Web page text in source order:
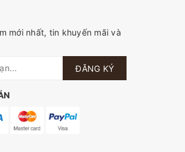
mới nhất, tin khuyến mãi và
ĐĂNG KÝ